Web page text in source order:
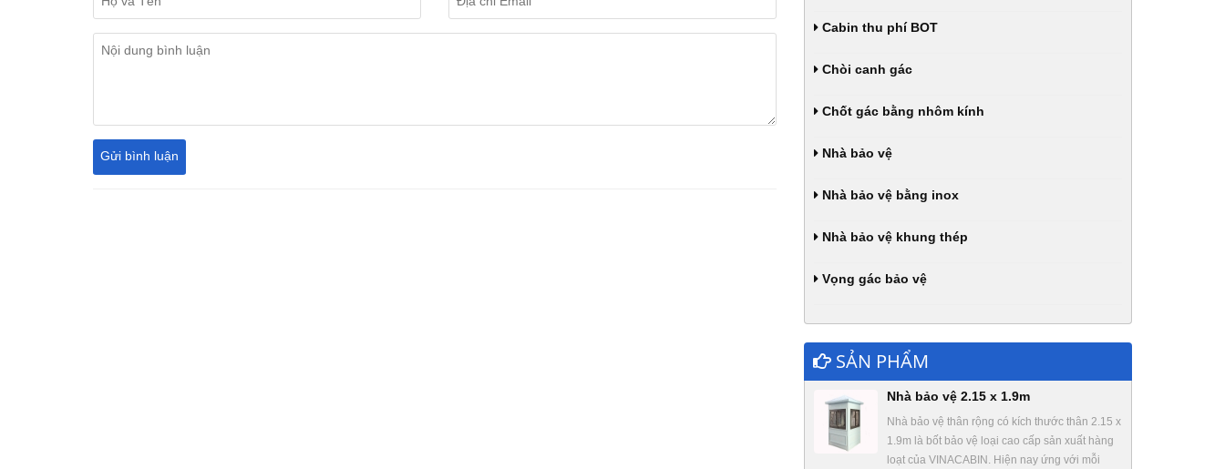
Cabin thu phí BOT
Chòi canh gác
Chốt gác bằng nhôm kính
Nhà bảo vệ
Nhà bảo vệ bằng inox
Nhà bảo vệ khung thép
Vọng gác bảo vệ
SẢN PHẨM
Nhà bảo vệ 2.15 x 1.9m
Nhà bảo vệ thân rộng có kích thước thân 2.15 x
1.9m là bốt bảo vệ loại cao cấp sản xuất hàng
loạt của VINACABIN. Hiện nay ứng với mỗi